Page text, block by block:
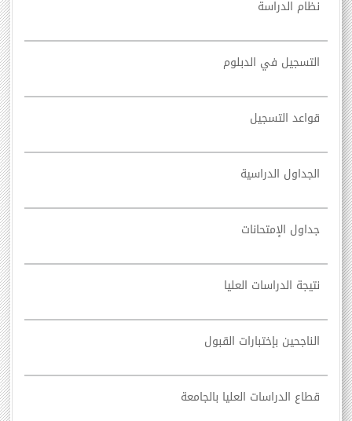
نظام الدراسة
التسجيل في الدبلوم
قواعد التسجيل
الجداول الدراسية
جداول الإمتحانات
نتيجة الدراسات العليا
الناجحين بإختبارات القبول
قطاع الدراسات العليا بالجامعة